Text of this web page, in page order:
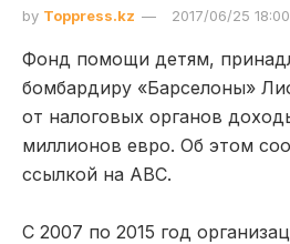
by Toppress.kz 2017/06/25 18:00
Фонд помощи детям,
бомбардиру «Барселоны»
от налоговых органов
миллионов евро. Об этом
ссылкой на ABC.
С 2007 по 2015 год